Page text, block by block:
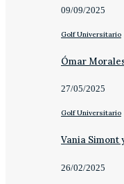
09/09/2025
Golf Universitario
Ómar
27/05/2025
Golf Universitario
Vania Simont
26/02/2025